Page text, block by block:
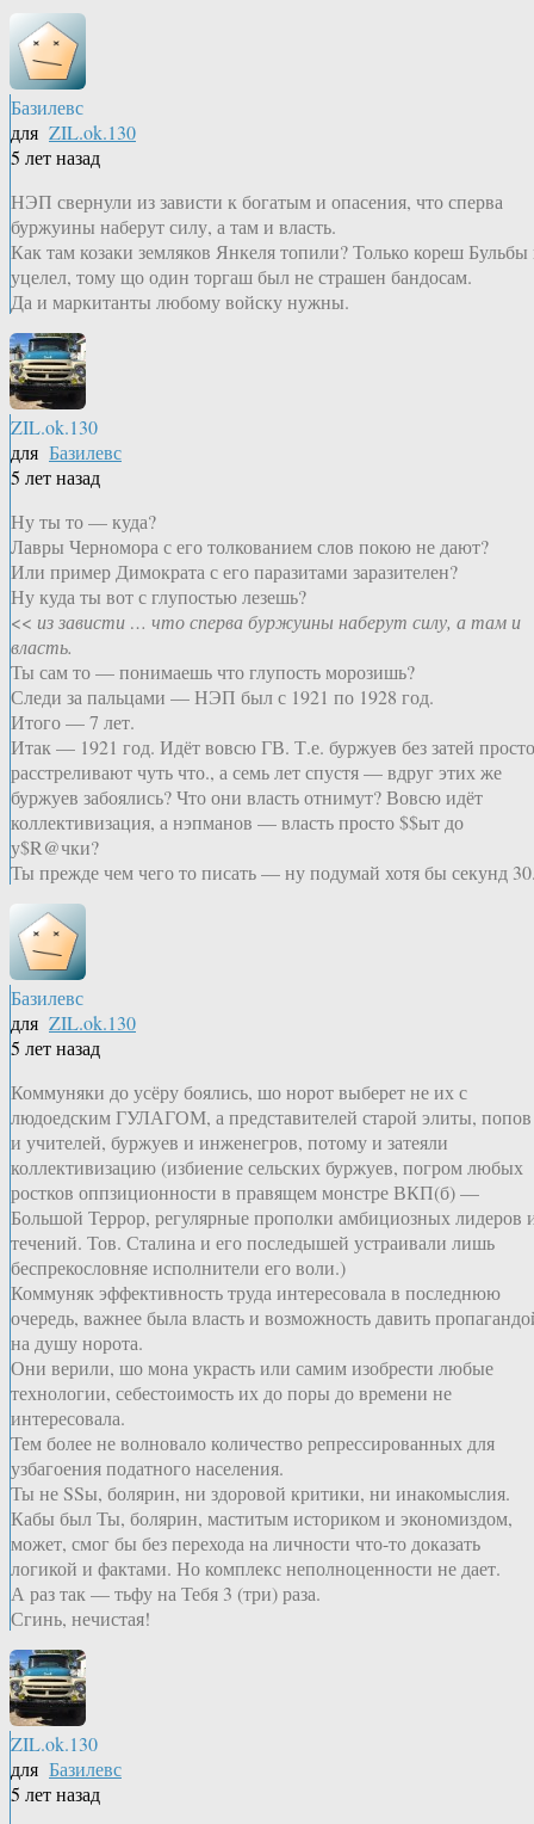
Базилевс
для ZIL.ok.130
5 лет назад
НЭП свернули из зависти к богатым и опасения, что сперва
буржуины наберут силу, а там и власть.
Как там козаки земляков Янкеля топили? Только кореш Бульбы
уцелел, тому що один торгаш был не страшен бандосам.
Да и маркитанты любому войску нужны.
ZIL.ok.130
для Базилевс
5 лет назад
Ну ты то — куда?
Лавры Черномора с его толкованием слов покою не дают?
Или пример Димократа с его паразитами заразителен?
Ну куда ты вот с глупостью лезешь?
<< из зависти … что сперва буржуины наберут силу, а там и
власть.
Ты сам то — понимаешь что глупость морозишь?
Следи за пальцами — НЭП был с 1921 по 1928 год.
Итого — 7 лет.
Итак — 1921 год. Идёт вовсю ГВ. Т.е. буржуев без затей просто
расстреливают чуть что., а семь лет спустя — вдруг этих же
буржуев забоялись? Что они власть отнимут? Вовсю идёт
коллективизация, а нэпманов — власть просто $$ыт до
у$R@чки?
Ты прежде чем чего то писать — ну подумай хотя бы секунд
Базилевс
для ZIL.ok.130
5 лет назад
Коммуняки до усёру боялись, шо норот выберет не их с
людоедским ГУЛАГОМ, а представителей старой элиты, попов
и учителей, буржуев и инженегров, потому и затеяли
коллективизацию (избиение сельских буржуев, погром любых
ростков оппзиционности в правящем монстре ВКП(б) —
Большой Террор, регулярные прополки амбициозных лидеров
течений. Тов. Сталина и его последышей устраивали лишь
беспрекословняе исполнители его воли.)
Коммуняк эффективность труда интересовала в последнюю
очередь, важнее была власть и возможность давить
на душу норота.
Они верили, шо мона украсть или самим изобрести любые
технологии, себестоимость их до поры до времени не
интересовала.
Тем более не волновало количество репрессированных для
узбагоения податного населения.
Ты не SSы, болярин, ни здоровой критики, ни инакомыслия.
Кабы был Ты, болярин, маститым историком и экономиздом,
может, смог бы без перехода на личности что-то доказать
логикой и фактами. Но комплекс неполноценности не дает.
А раз так — тьфу на Тебя 3 (три) раза.
Сгинь, нечистая!
ZIL.ok.130
для Базилевс
5 лет назад